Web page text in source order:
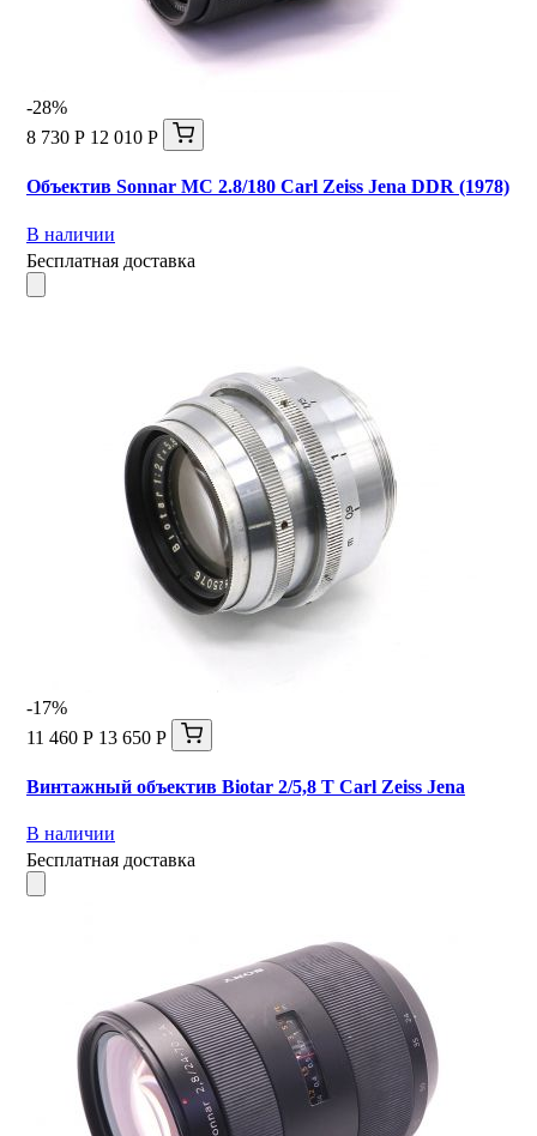
-28%
8 730 Р 12 010 Р
Объектив Sonnar МС 2.8/180 Carl Zeiss Jena DDR (1978)
В наличии
Бесплатная доставка
-17%
11 460 Р 13 650 Р
Винтажный объектив Biotar 2/5,8 T Carl Zeiss Jena
В наличии
Бесплатная доставка